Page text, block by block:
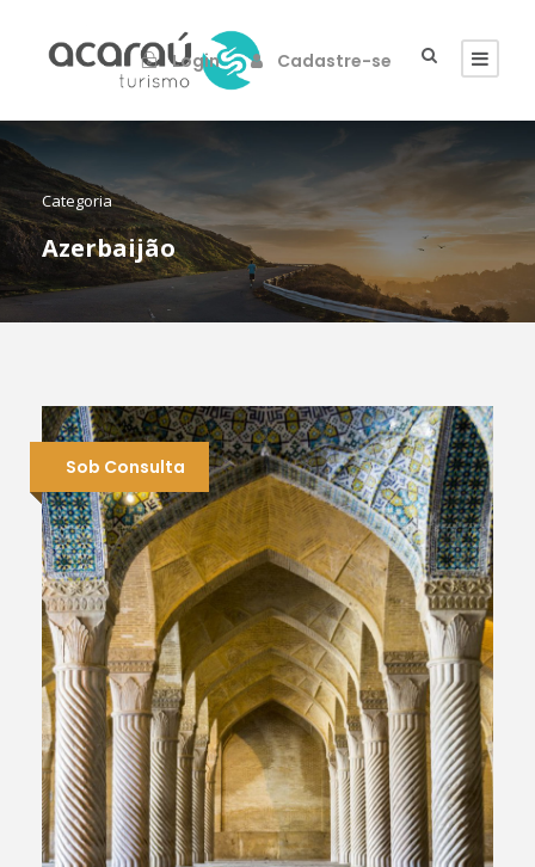
Login Cadastre-se
Categoria
Azerbaijão
Sob Consulta